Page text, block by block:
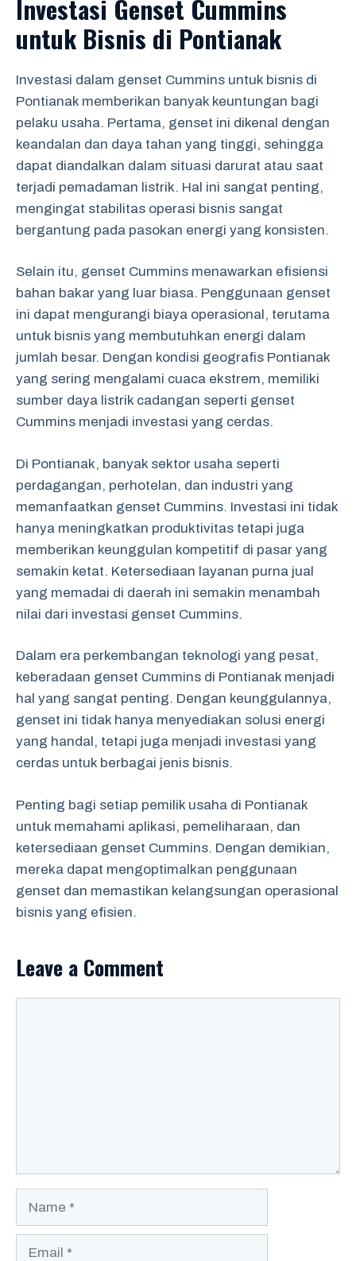
Investasi Genset Cummins
untuk Bisnis di Pontianak
Investasi dalam genset Cummins untuk bisnis di
Pontianak memberikan banyak keuntungan bagi
pelaku usaha. Pertama, genset ini dikenal dengan
keandalan dan daya tahan yang tinggi, sehingga
dapat diandalkan dalam situasi darurat atau saat
terjadi pemadaman listrik. Hal ini sangat penting,
mengingat stabilitas operasi bisnis sangat
bergantung pada pasokan energi yang konsisten.
Selain itu, genset Cummins menawarkan efisiensi
bahan bakar yang luar biasa. Penggunaan genset
ini dapat mengurangi biaya operasional, terutama
untuk bisnis yang membutuhkan energi dalam
jumlah besar. Dengan kondisi geografis Pontianak
yang sering mengalami cuaca ekstrem, memiliki
sumber daya listrik cadangan seperti genset
Cummins menjadi investasi yang cerdas.
Di Pontianak, banyak sektor usaha seperti
perdagangan, perhotelan, dan industri yang
memanfaatkan genset Cummins. Investasi ini tidak
hanya meningkatkan produktivitas tetapi juga
memberikan keunggulan kompetitif di pasar yang
semakin ketat. Ketersediaan layanan purna jual
yang memadai di daerah ini semakin menambah
nilai dari investasi genset Cummins.
Dalam era perkembangan teknologi yang pesat,
keberadaan genset Cummins di Pontianak menjadi
hal yang sangat penting. Dengan keunggulannya,
genset ini tidak hanya menyediakan solusi energi
yang handal, tetapi juga menjadi investasi yang
cerdas untuk berbagai jenis bisnis.
Penting bagi setiap pemilik usaha di Pontianak
untuk memahami aplikasi, pemeliharaan, dan
ketersediaan genset Cummins. Dengan demikian,
mereka dapat mengoptimalkan penggunaan
genset dan memastikan kelangsungan operasional
bisnis yang efisien.
Leave a Comment